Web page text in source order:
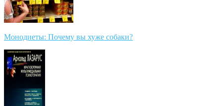
Монодиеты: Почему вы хуже собаки?